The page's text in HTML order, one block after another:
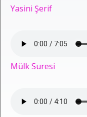
Yasini Şerif
Mülk Suresi